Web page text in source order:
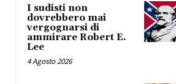
I sudisti non
dovrebbero mai
vergognarsi di
ammirare Robert E.
Lee
4 Agosto 2026